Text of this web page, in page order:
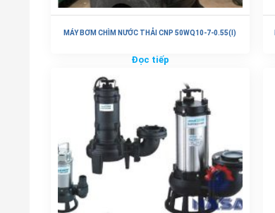
MÁY BƠM CHÌM NƯỚC THẢI CNP 50WQ10-7-0.55(I)
Đọc tiếp